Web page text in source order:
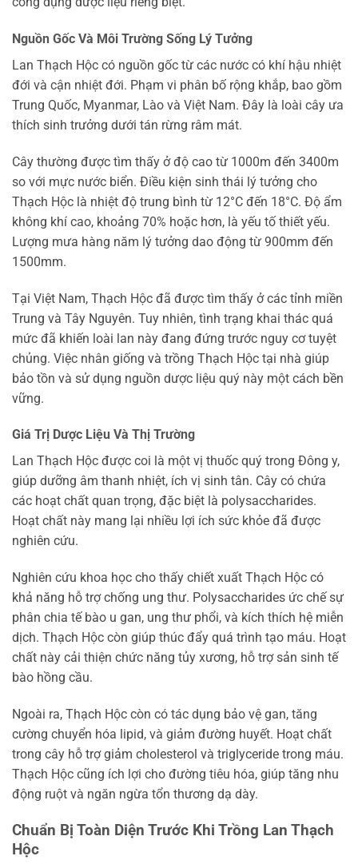
Nguồn Gốc Và Môi Trường Sống Lý Tưởng
Lan Thạch Hộc có nguồn gốc từ các nước có khí hậu nhiệt
đới và cận nhiệt đới. Phạm vi phân bố rộng khắp, bao gồm
Trung Quốc, Myanmar, Lào và Việt Nam. Đây là loài cây ưa
thích sinh trưởng dưới tán rừng râm mát.
Cây thường được tìm thấy ở độ cao từ 1000m đến 3400m
so với mực nước biển. Điều kiện sinh thái lý tưởng cho
Thạch Hộc là nhiệt độ trung bình từ 12°C đến 18°C. Độ ẩm
không khí cao, khoảng 70% hoặc hơn, là yếu tố thiết yếu.
Lượng mưa hàng năm lý tưởng dao động từ 900mm đến
1500mm.
Tại Việt Nam, Thạch Hộc đã được tìm thấy ở các tỉnh miền
Trung và Tây Nguyên. Tuy nhiên, tình trạng khai thác quá
mức đã khiến loài lan này đang đứng trước nguy cơ tuyệt
chủng. Việc nhân giống và trồng Thạch Hộc tại nhà giúp
bảo tồn và sử dụng nguồn dược liệu quý này một cách bền
vững.
Giá Trị Dược Liệu Và Thị Trường
Lan Thạch Hộc được coi là một vị thuốc quý trong Đông y,
giúp dưỡng âm thanh nhiệt, ích vị sinh tân. Cây có chứa
các hoạt chất quan trọng, đặc biệt là polysaccharides.
Hoạt chất này mang lại nhiều lợi ích sức khỏe đã được
nghiên cứu.
Nghiên cứu khoa học cho thấy chiết xuất Thạch Hộc có
khả năng hỗ trợ chống ung thư. Polysaccharides ức chế sự
phân chia tế bào u gan, ung thư phổi, và kích thích hệ miễn
dịch. Thạch Hộc còn giúp thúc đẩy quá trình tạo máu. Hoạt
chất này cải thiện chức năng tủy xương, hỗ trợ sản sinh tế
bào hồng cầu.
Ngoài ra, Thạch Hộc còn có tác dụng bảo vệ gan, tăng
cường chuyển hóa lipid, và giảm đường huyết. Hoạt chất
trong cây hỗ trợ giảm cholesterol và triglyceride trong máu.
Thạch Hộc cũng ích lợi cho đường tiêu hóa, giúp tăng nhu
động ruột và ngăn ngừa tổn thương dạ dày.
Chuẩn Bị Toàn Diện Trước Khi Trồng Lan Thạch
Hộc